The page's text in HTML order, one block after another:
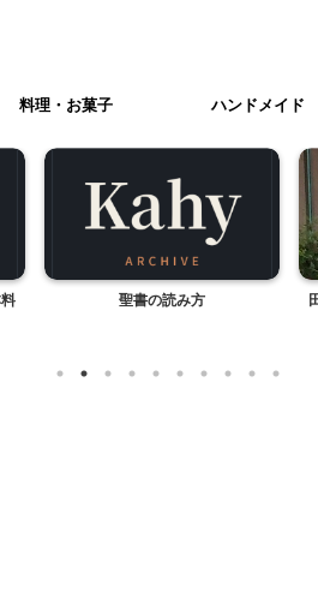
料理・お菓子 ハンドメイド
聖書の読み方